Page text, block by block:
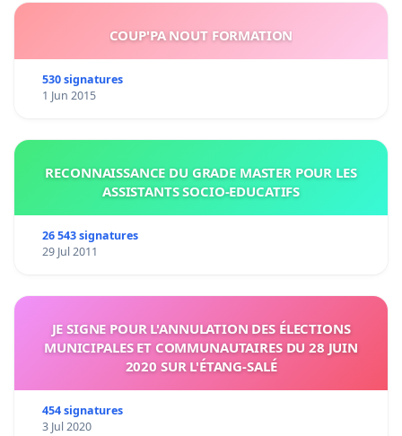
COUP'PA NOUT FORMATION
530 signatures
1 Jun 2015
RECONNAISSANCE DU GRADE MASTER POUR LES
ASSISTANTS SOCIO-EDUCATIFS
26 543 signatures
29 Jul 2011
JE SIGNE POUR L'ANNULATION DES ÉLECTIONS
MUNICIPALES ET COMMUNAUTAIRES DU 28 JUIN
2020 SUR L'ÉTANG-SALÉ
454 signatures
3 Jul 2020